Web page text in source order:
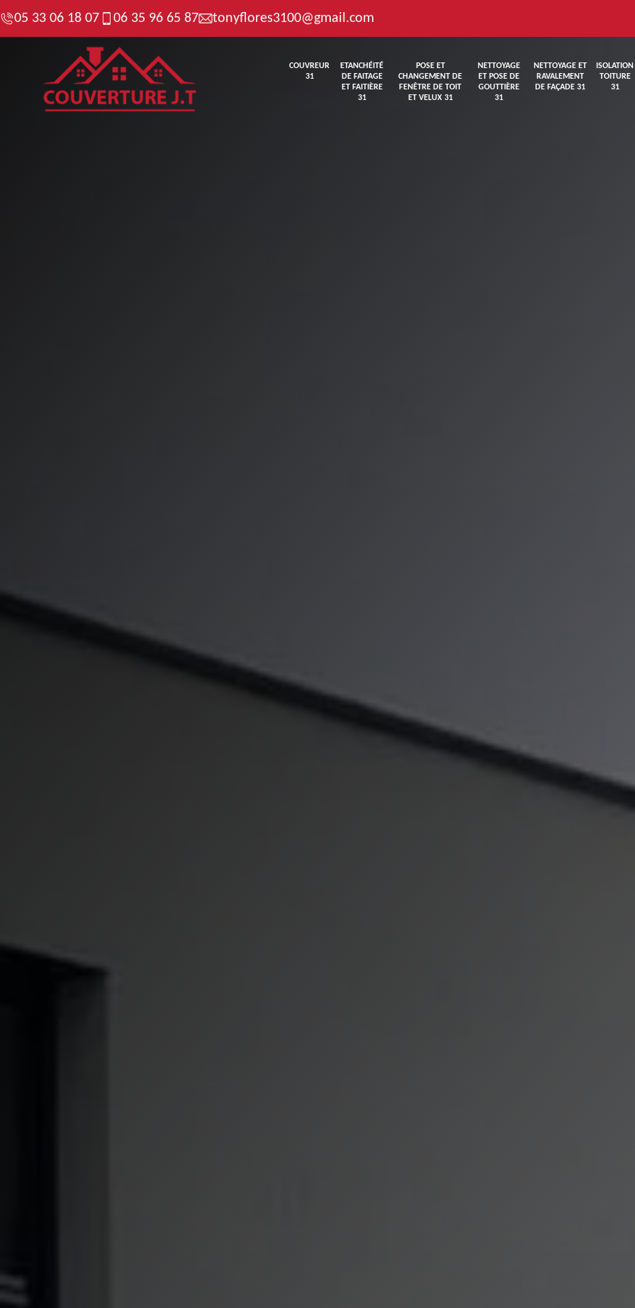
05 33 06 18 07 06 35 96 65 87 tonyflores3100@gmail.com
COUVREUR
31
ETANCHÉITÉ
DE FAITAGE
ET FAITIÈRE
31
POSE ET
CHANGEMENT DE
FENÊTRE DE TOIT
ET VELUX 31
NETTOYAGE
ET POSE DE
GOUTTIÈRE
31
NETTOYAGE ET
RAVALEMENT
DE FAÇADE 31
ISOLATION
TOITURE
31